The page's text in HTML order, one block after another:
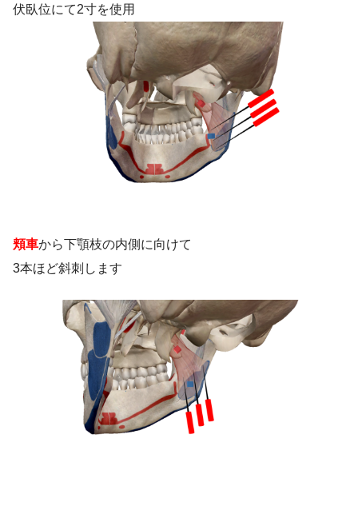
伏臥位にて2寸を使用
頬車から下顎枝の内側に向けて
3本ほど斜刺します